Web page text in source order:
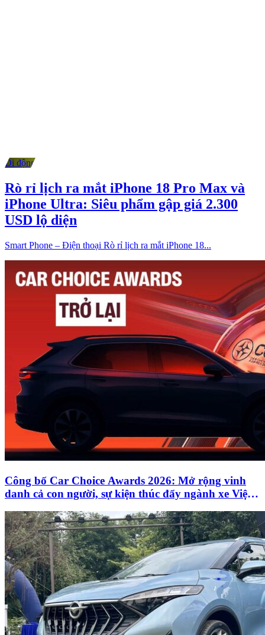
Di động
Rò rỉ lịch ra mắt iPhone 18 Pro Max và
iPhone Ultra: Siêu phẩm gập giá 2.300
USD lộ diện
Smart Phone – Điện thoại Rò rỉ lịch ra mắt iPhone 18...
Công bố Car Choice Awards 2026: Mở rộng vinh
danh cả con người, sự kiện thúc đẩy ngành xe Việt